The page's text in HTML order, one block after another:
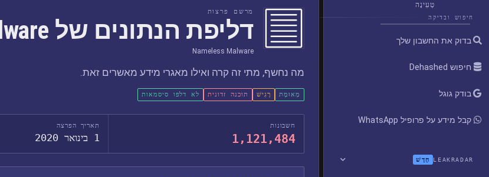
טְעִינָה
חיפוש ובדיקה
בדוק את החשבון שלך
חיפוש Dehashed
בודק גוגל
קבל מידע על פרופיל WhatsApp
LEAKRADAR חָדָשׁ
מרשם פרצות
דליפת הנתונים של NamelessMalware
Nameless Malware
מה נחשף, מתי זה קרה ואילו מאגרי מידע מאשרים זאת.
מְאוּמָת רָגִישׁ תוכנה זדונית לא דלפו סיסמאות
חשבונות
1,121,484
תאריך הפרצה
1 בינואר 2020